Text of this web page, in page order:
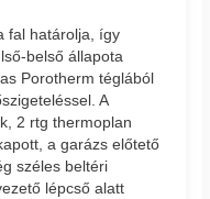
fal határolja, így
belső állapota
Porotherm téglából
A
2 rtg thermoplan
a garázs előtető
széles beltéri
lépcső alatt